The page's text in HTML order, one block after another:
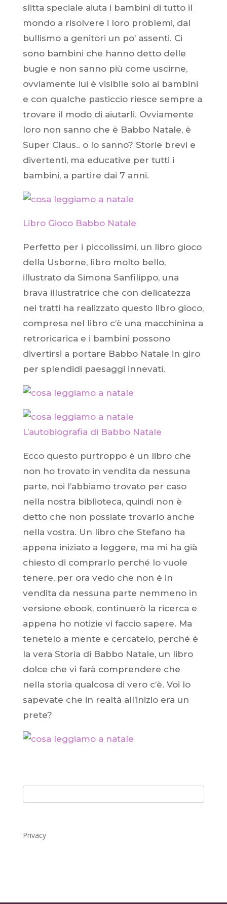
slitta speciale aiuta i bambini di tutto il
mondo a risolvere i loro problemi, dal
bullismo a genitori un po’ assenti. Ci
sono bambini che hanno detto delle
bugie e non sanno più come uscirne,
ovviamente lui è visibile solo ai bambini
e con qualche pasticcio riesce sempre a
trovare il modo di aiutarli. Ovviamente
loro non sanno che è Babbo Natale, è
Super Claus.. o lo sanno? Storie brevi e
divertenti, ma educative per tutti i
bambini, a partire dai 7 anni.
Libro Gioco Babbo Natale
Perfetto per i piccolissimi, un libro gioco
della Usborne, libro molto bello,
illustrato da Simona Sanfilippo, una
brava illustratrice che con delicatezza
nei tratti ha realizzato questo libro gioco,
compresa nel libro c’è una macchinina a
retroricarica e i bambini possono
divertirsi a portare Babbo Natale in giro
per splendidi paesaggi innevati.
L’autobiografia di Babbo Natale
Ecco questo purtroppo è un libro che
non ho trovato in vendita da nessuna
parte, noi l’abbiamo trovato per caso
nella nostra biblioteca, quindi non è
detto che non possiate trovarlo anche
nella vostra. Un libro che Stefano ha
appena iniziato a leggere, ma mi ha già
chiesto di comprarlo perché lo vuole
tenere, per ora vedo che non è in
vendita da nessuna parte nemmeno in
versione ebook, continuerò la ricerca e
appena ho notizie vi faccio sapere. Ma
tenetelo a mente e cercatelo, perché è
la vera Storia di Babbo Natale, un libro
dolce che vi farà comprendere che
nella storia qualcosa di vero c’è. Voi lo
sapevate che in realtà all’inizio era un
prete?
Privacy